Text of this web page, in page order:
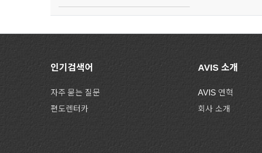
인기검색어
자주 묻는 질문
편도렌터카
AVIS 소개
AVIS 연혁
회사 소개